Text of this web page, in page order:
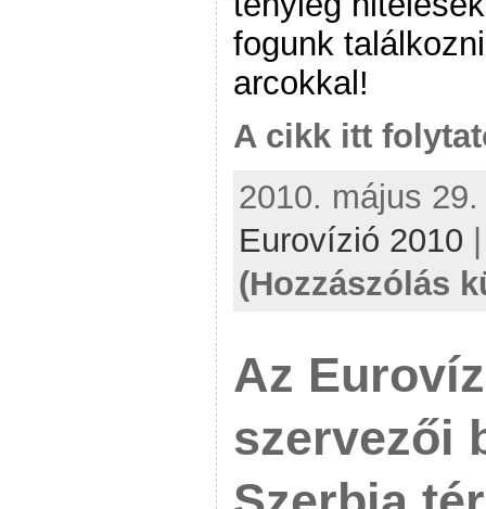
fogunk
arcokkal!
A cikk itt
2010. május
Eurovízió 2010
(Hozzászólás
Az
szervezői